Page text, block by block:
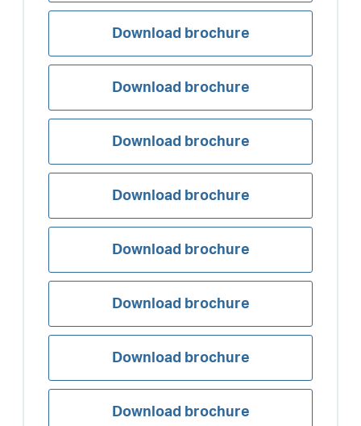
Download brochure
Download brochure
Download brochure
Download brochure
Download brochure
Download brochure
Download brochure
Download brochure